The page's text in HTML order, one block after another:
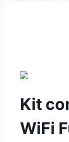
Kit
WiFi